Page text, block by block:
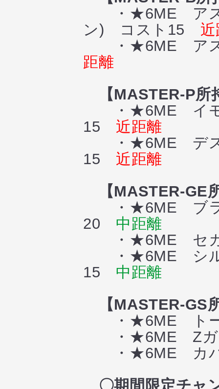
・★6ME アス
ン) コスト15
・★6ME アス
距離
【MASTER-P所
・★6ME イモ
15 近距離
・★6ME デス
15 近距離
【MASTER-GE
・★6ME ブラ
20 中距離
・★6ME セ
・★6ME シル
15 中距離
【MASTER-GS
・★6ME トー
・★6ME Zガ
・★6ME カバ
〇期間限定チャ